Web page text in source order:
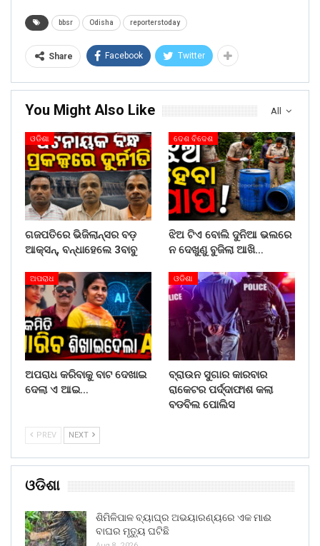
bbsr Odisha reporterstoday
Share Facebook Twitter
All
You Might Also Like
ଓଡିଶା
ଗଜପତିରେ ଭିଜିଲାନ୍ସର ବଡ଼
ଆକ୍ସନ୍, ବନ୍ଧାହେଲେ 3ବାବୁ
ଦେଶ ବିଦେଶ
ଝିଅ ଟିଏ ବୋଲି ଦୁନିଆ ଭଲରେ
ନ ଦେଖୁଣୁ ବୁଜିଲା ଆଖି…
ଅପରାଧ
ଅପରାଧ କରିବାକୁ ବାଟ ଦେଖାଇ
ଦେଲା ଏ ଆଇ…
ଓଡିଶା
ବ୍ରାଉନ ସୁଗାର କାରବାର
ରାକେଟର ପର୍ଦ୍ଦାଫାଶ କଲା
ବଡବିଲ ପୋଲିସ
PREV NEXT
ଓଡିଶା
ଶିମିଳିପାଳ ବ୍ୟାଘ୍ର ଅଭୟାରଣ୍ୟରେ ଏକ ମାଈ
ବାଘର ମୃତ୍ୟୁ ଘଟିଛି